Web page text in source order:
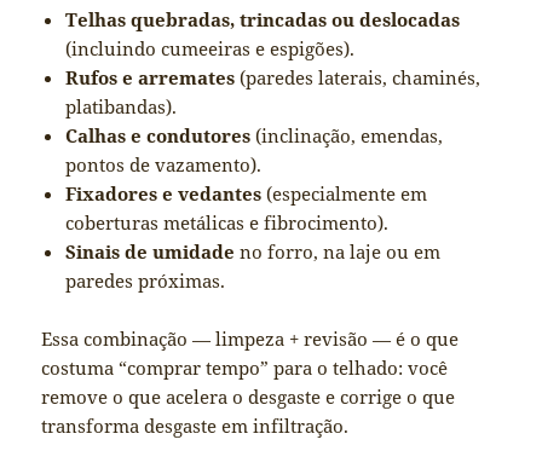
Telhas quebradas, trincadas ou deslocadas
(incluindo cumeeiras e espigões).
Rufos e arremates (paredes laterais, chaminés,
platibandas).
Calhas e condutores (inclinação, emendas,
pontos de vazamento).
Fixadores e vedantes (especialmente em
coberturas metálicas e fibrocimento).
Sinais de umidade no forro, na laje ou em
paredes próximas.
Essa combinação — limpeza + revisão — é o que
costuma “comprar tempo” para o telhado: você
remove o que acelera o desgaste e corrige o que
transforma desgaste em infiltração.